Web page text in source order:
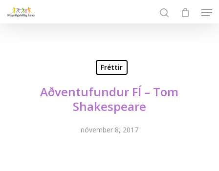
Fréttir
Aðventufundur FÍ – Tom
Shakespeare
nóvember 8, 2017